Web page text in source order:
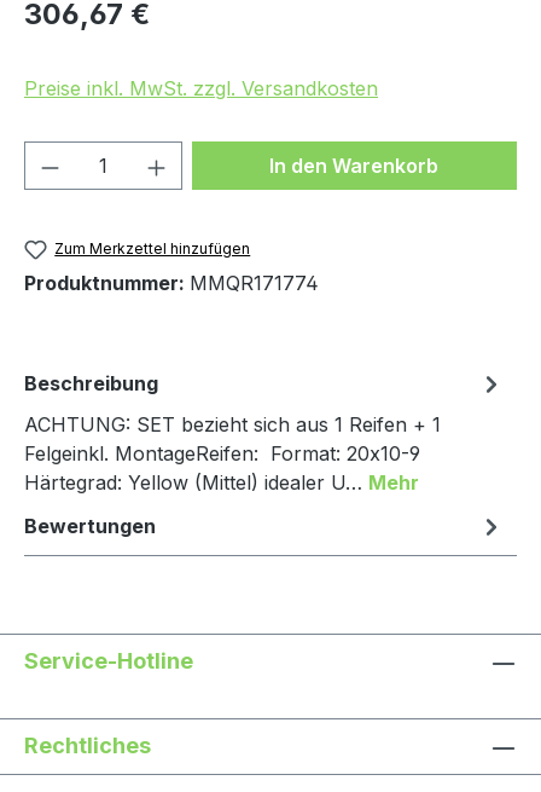
Regulärer Preis:
306,67 €
Preise inkl. MwSt. zzgl. Versandkosten
Produkt Anzahl: Gib denIn den Warenkorb
Zum Merkzettel hinzufügen
Produktnummer: MMQR171774
Beschreibung
ACHTUNG: SET bezieht sich aus 1 Reifen + 1
Felgeinkl. MontageReifen: Format: 20x10-9
Härtegrad: Yellow (Mittel) idealer U… Mehr
Bewertungen
Service-Hotline
Rechtliches